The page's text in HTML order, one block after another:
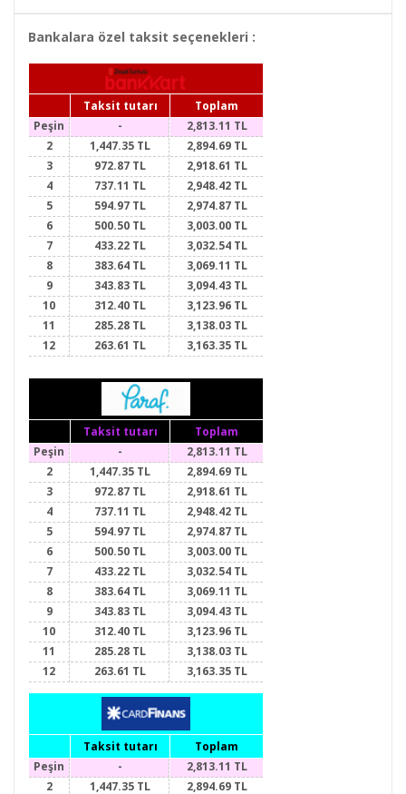
Bankalara özel taksit seçenekleri :
Taksit tutarı
Toplam
Peşin
-
2,813.11 TL
2
1,447.35 TL
2,894.69 TL
3
972.87 TL
2,918.61 TL
4
737.11 TL
2,948.42 TL
5
594.97 TL
2,974.87 TL
6
500.50 TL
3,003.00 TL
7
433.22 TL
3,032.54 TL
8
383.64 TL
3,069.11 TL
9
343.83 TL
3,094.43 TL
10
312.40 TL
3,123.96 TL
11
285.28 TL
3,138.03 TL
12
263.61 TL 3,163.35 TL
Taksit tutarı
Toplam
Peşin
-
2,813.11 TL
2
1,447.35 TL
2,894.69 TL
3
972.87 TL
2,918.61 TL
4
737.11 TL
2,948.42 TL
5
594.97 TL
2,974.87 TL
6
500.50 TL
3,003.00 TL
7
433.22 TL
3,032.54 TL
8
383.64 TL
3,069.11 TL
9
343.83 TL
3,094.43 TL
10
312.40 TL
3,123.96 TL
11
285.28 TL
3,138.03 TL
12
263.61 TL 3,163.35 TL
Taksit tutarı
Toplam
Peşin
-
2,813.11 TL
2
1,447.35 TL 2,894.69 TL